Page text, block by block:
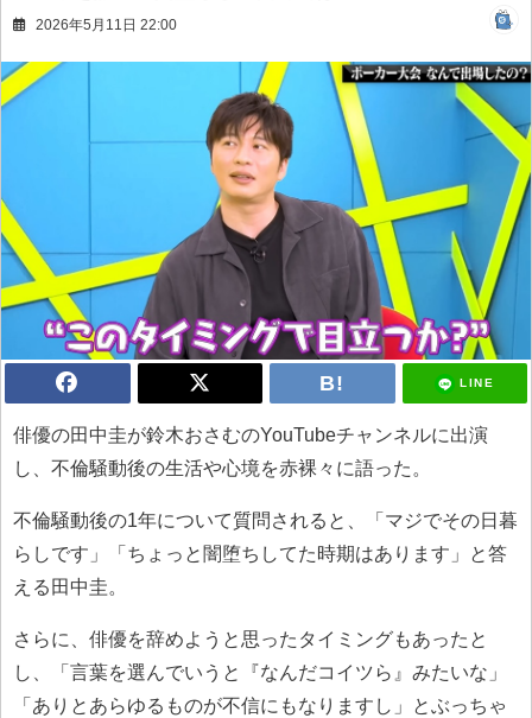
2026年5月11日 22:00
LINE
俳優の田中圭が鈴木おさむのYouTubeチャンネルに出演
し、不倫騒動後の生活や心境を赤裸々に語った。
不倫騒動後の1年について質問されると、「マジでその日暮
らしです」「ちょっと闇堕ちしてた時期はあります」と答
える田中圭。
さらに、俳優を辞めようと思ったタイミングもあったと
し、「言葉を選んでいうと『なんだコイツら』みたいな」
「ありとあらゆるものが不信にもなりますし」とぶっちゃ